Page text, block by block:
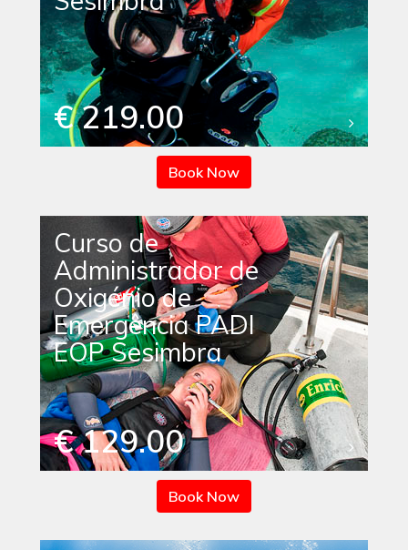
€ 219.00
Book Now
Curso de
Administrador de
Oxigénio de
Emergência PADI
EOP Sesimbra
€ 129.00
Book Now